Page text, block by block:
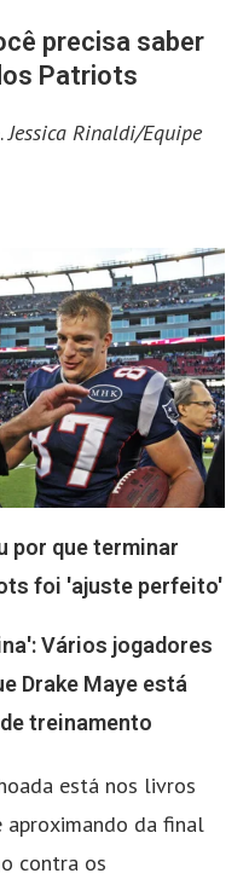
precisa saber
Patriots
Jessica Rinaldi/Equipe
por que terminar
foi 'ajuste perfeito'
Vários jogadores
Drake Maye está
treinamento
está nos livros
aproximando da final
contra os